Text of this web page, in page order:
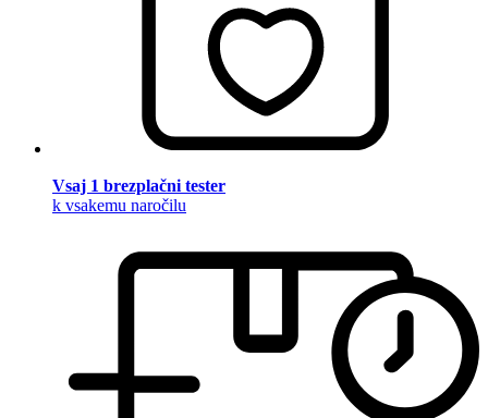
Vsaj 1 brezplačni tester
k vsakemu naročilu